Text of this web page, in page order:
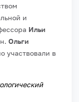
и
Ильи
Ольги
участвовали в